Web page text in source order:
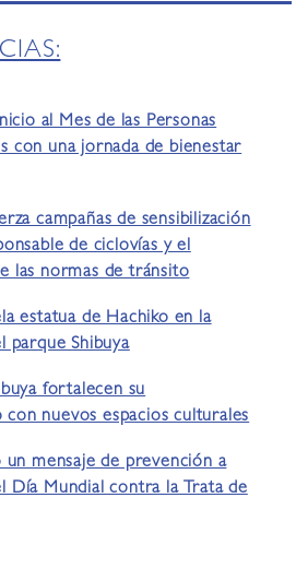
al Mes de las Personas
con una jornada de bienestar
campañas de sensibilización
de ciclovías y el
las normas de tránsito
estatua de Hachiko en la
parque Shibuya
fortalecen su
con nuevos espacios culturales
mensaje de prevención a
Día Mundial contra la Trata de